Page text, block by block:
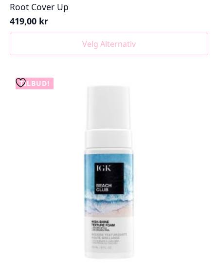
Root Cover Up
419,00 kr
Velg Alternativ
varianter.
Alternativene
TILBUD!